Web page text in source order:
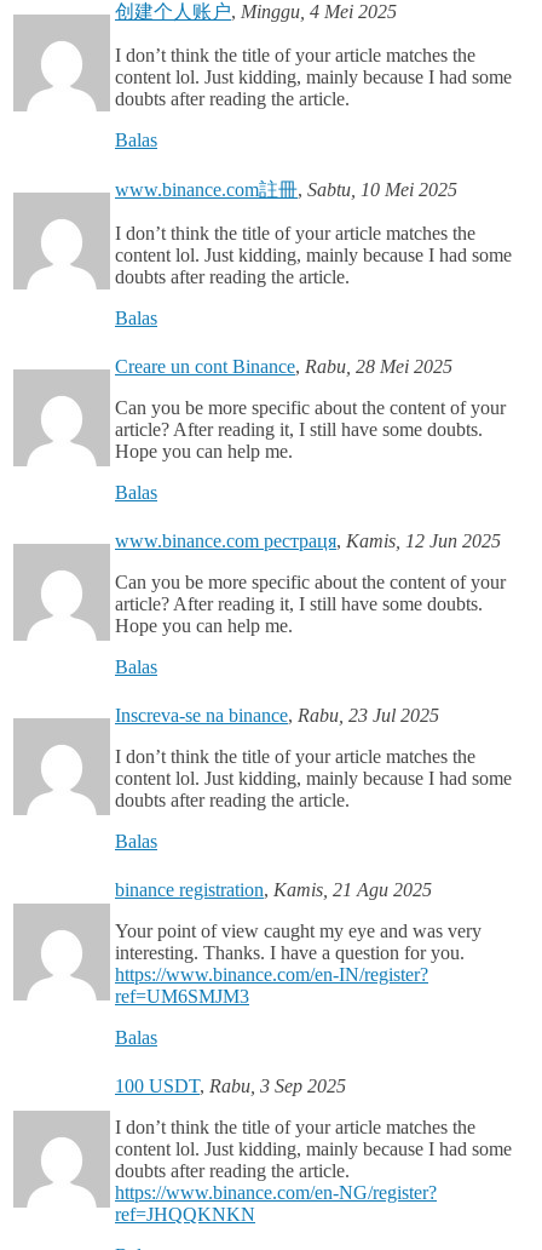
创建个人账户, Minggu, 4 Mei 2025
I don’t think the title of your article matches the
content lol. Just kidding, mainly because I had some
doubts after reading the article.
Balas
www.binance.com註冊, Sabtu, 10 Mei 2025
I don’t think the title of your article matches the
content lol. Just kidding, mainly because I had some
doubts after reading the article.
Balas
Creare un cont Binance, Rabu, 28 Mei 2025
Can you be more specific about the content of your
article? After reading it, I still have some doubts.
Hope you can help me.
Balas
www.binance.com рестраця, Kamis, 12 Jun 2025
Can you be more specific about the content of your
article? After reading it, I still have some doubts.
Hope you can help me.
Balas
Inscreva-se na binance, Rabu, 23 Jul 2025
I don’t think the title of your article matches the
content lol. Just kidding, mainly because I had some
doubts after reading the article.
Balas
binance registration, Kamis, 21 Agu 2025
Your point of view caught my eye and was very
interesting. Thanks. I have a question for you.
https://www.binance.com/en-IN/register?
ref=UM6SMJM3
Balas
100 USDT, Rabu, 3 Sep 2025
I don’t think the title of your article matches the
content lol. Just kidding, mainly because I had some
doubts after reading the article.
https://www.binance.com/en-NG/register?
ref=JHQQKNKN